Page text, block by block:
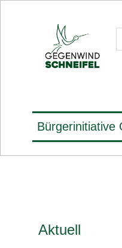
Bürgerinitiative
Aktuell